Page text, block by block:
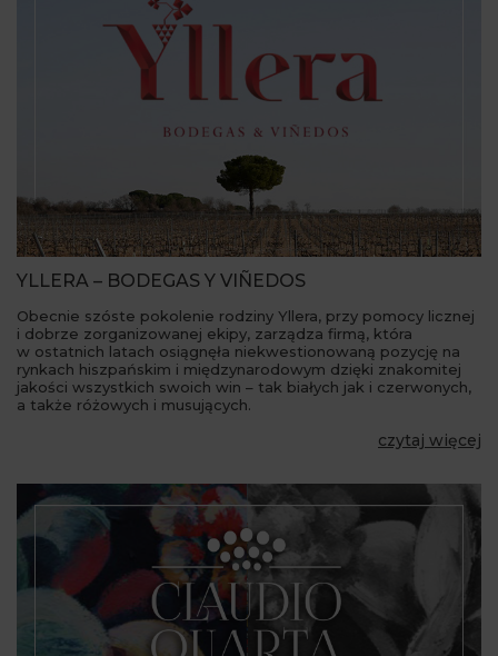
YLLERA – BODEGAS Y VIÑEDOS
Obecnie szóste pokolenie rodziny Yllera, przy pomocy licznej
i dobrze zorganizowanej ekipy, zarządza firmą, która
w ostatnich latach osiągnęła niekwestionowaną pozycję na
rynkach hiszpańskim i międzynarodowym dzięki znakomitej
jakości wszystkich swoich win – tak białych jak i czerwonych,
a także różowych i musujących.
czytaj więcej